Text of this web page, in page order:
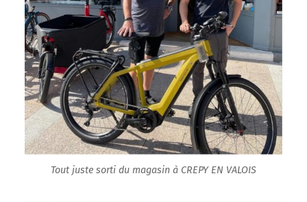
Tout juste sorti du magasin à CREPY EN VALOIS